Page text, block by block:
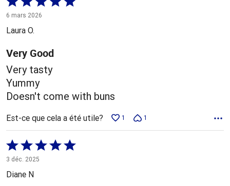
5 sur
5
6 mars 2026
Laura O.
Very Good
Very tasty
Yummy
Doesn't come with buns
Est-ce que cela a été utile? 1 1
Coté
5 sur
5
3 déc. 2025
Diane N